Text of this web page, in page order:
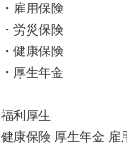
・雇用保険
・労災保険
・健康保険
・厚生年金
福利厚生
健康保険 厚生年金 雇